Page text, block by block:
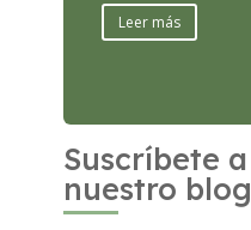
Leer más
Suscríbete a
nuestro blog